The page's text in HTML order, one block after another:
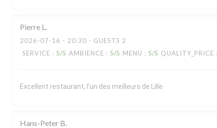
Pierre L
2026-07-16 - 20:30 - GUESTS 2
SERVICE : 5/5 AMBIENCE : 5/5 MENU : 5/5 QUALITY_PRICE
Excellent restaurant, l’un des meilleurs de Lille
Hans-Peter B